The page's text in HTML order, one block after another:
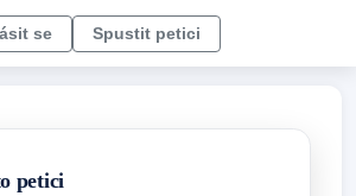
se Spustit petici
petici